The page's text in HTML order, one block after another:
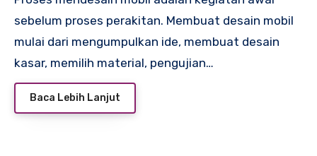
sebelum proses perakitan. Membuat desain mobil
mulai dari mengumpulkan ide, membuat desain
kasar, memilih material, pengujian…
Baca Lebih Lanjut